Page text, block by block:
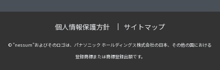
個人情報保護方針 サイトマップ
© "nessum"およびそのロゴは、パナソニック ホールディングス株式会社の日本、その他の国における
登録商標または商標登録出願です。